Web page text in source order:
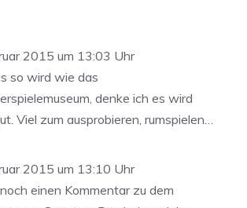
2015 um 13:03 Uhr
so wird wie das
denke ich es wird
Viel zum ausprobieren, rumspielen…
2015 um 13:10 Uhr
einen Kommentar zu dem